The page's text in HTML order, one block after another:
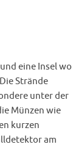
eine Insel wo
Strände
unter der
Münzen wie
kurzen
am